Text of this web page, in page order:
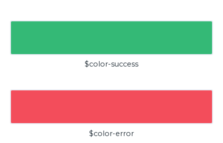
$color-success
$color-error